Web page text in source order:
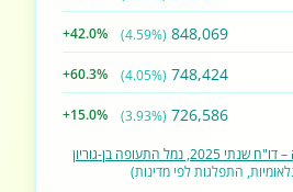
848,069
(4.59%)
+42.0%
748,424
(4.05%)
+60.3%
726,586
(3.93%)
+15.0%
התעופה בן-גוריון
התפלגות לפי מדינות)